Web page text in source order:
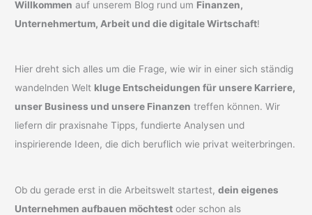
Willkommen auf unserem Blog rund um Finanzen,
Unternehmertum, Arbeit und die digitale Wirtschaft!
Hier dreht sich alles um die Frage, wie wir in einer sich ständig
wandelnden Welt kluge Entscheidungen für unsere Karriere,
unser Business und unsere Finanzen treffen können. Wir
liefern dir praxisnahe Tipps, fundierte Analysen und
inspirierende Ideen, die dich beruflich wie privat weiterbringen.
Ob du gerade erst in die Arbeitswelt startest,dein eigenes
Unternehmen aufbauen möchtest oder schon als